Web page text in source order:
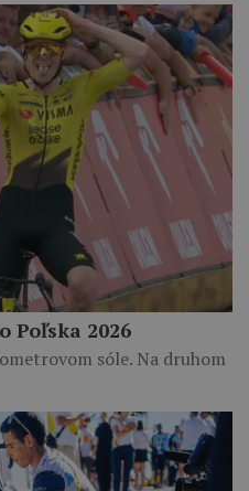
Poľska 2026
sóle. Na druhom